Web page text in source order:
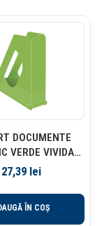
DOCUMENTE
VERDE VIVIDA
ESSELTE
27,39 lei
ÎN COȘ